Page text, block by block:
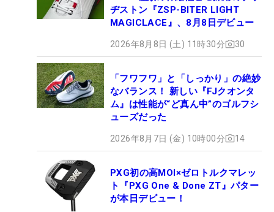
ヂストン『ZSP-BITER LIGHT
MAGICLACE』、8月8日デビュー
2026年8月8日 (土) 11時30分 30
「フワフワ」と「しっかり」の絶妙
なバランス！ 新しい『FJクオンタ
ム』は性能が“ど真ん中”のゴルフシ
ューズだった
2026年8月7日 (金) 10時00分 14
PXG初の高MOI×ゼロトルクマレッ
ト『PXG One & Done ZT』パター
が本日デビュー！